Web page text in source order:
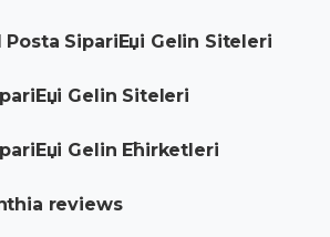
Posta SipariЕџi Gelin Siteleri
Gelin Siteleri
Gelin Ећirketleri
reviews